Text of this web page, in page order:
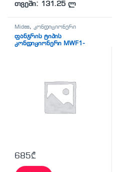
თვეში: 131.25 ლ
Midea,კონდიციონერი
ფანჯრის ტიპის
კონდიციონერი MWF1-
685₾